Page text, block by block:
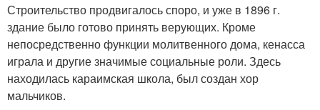
Строительство продвигалось споро, и уже в 1896 г.
здание было готово принять верующих. Кроме
непосредственно функции молитвенного дома, кенасса
играла и другие значимые социальные роли. Здесь
находилась караимская школа, был создан хор
мальчиков.